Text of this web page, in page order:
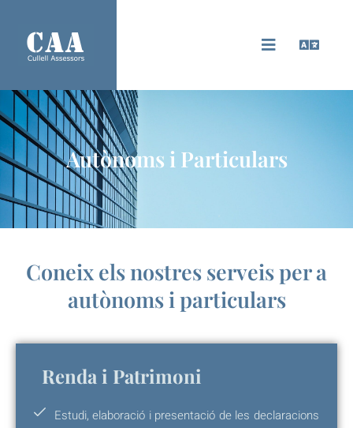
Autònoms i Particulars
Coneix els nostres serveis per a
autònoms i particulars
Renda i Patrimoni
Estudi, elaboració i presentació de les declaracions